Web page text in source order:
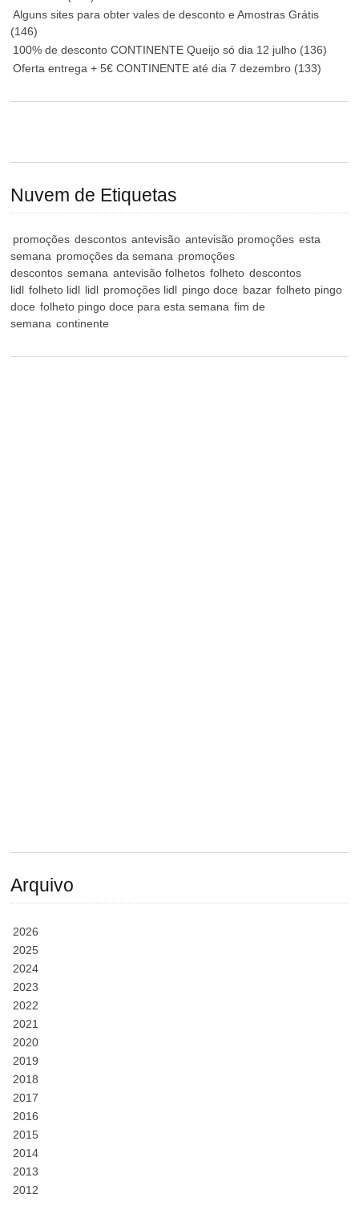
Alguns sites para obter vales de desconto e Amostras Grátis
(146)
100% de desconto CONTINENTE Queijo só dia 12 julho (136)
Oferta entrega + 5€ CONTINENTE até dia 7 dezembro (133)
Nuvem de Etiquetas
promoções descontos antevisão antevisão promoções esta
semana promoções da semana promoções
descontos semana antevisão folhetos folheto descontos
lidl folheto lidl lidl promoções lidl pingo doce bazar folheto pingo
doce folheto pingo doce para esta semana fim de
semana continente
Arquivo
2026
2025
2024
2023
2022
2021
2020
2019
2018
2017
2016
2015
2014
2013
2012